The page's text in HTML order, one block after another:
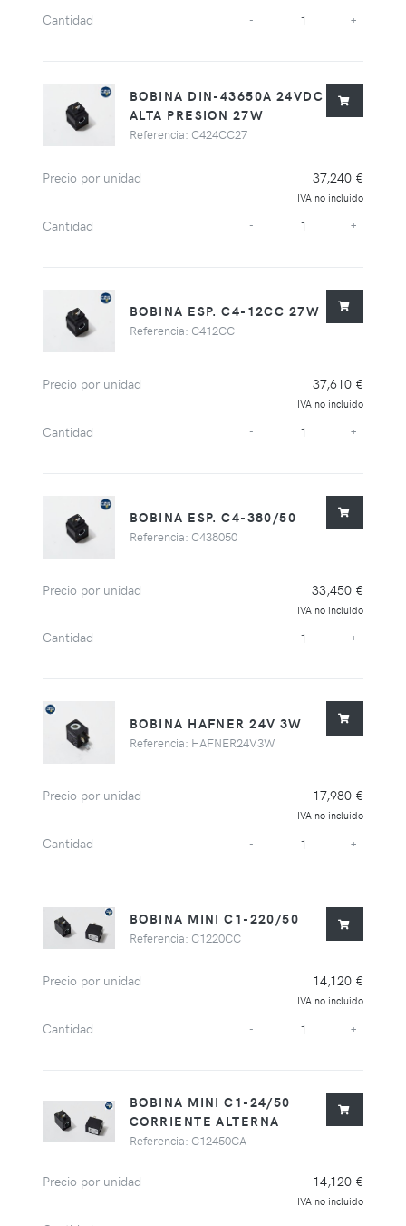
Cantidad - +
BOBINA DIN-43650A 24VDC
ALTA PRESION 27W
Referencia: C424CC27
Precio por unidad 37,240 €
IVA no incluido
Cantidad - +
BOBINA ESP. C4-12CC 27W
Referencia: C412CC
Precio por unidad 37,610 €
IVA no incluido
Cantidad - +
BOBINA ESP. C4-380/50
Referencia: C438050
Precio por unidad 33,450 €
IVA no incluido
Cantidad - +
BOBINA HAFNER 24V 3W
Referencia: HAFNER24V3W
Precio por unidad 17,980 €
IVA no incluido
Cantidad - +
BOBINA MINI C1-220/50
Referencia: C1220CC
Precio por unidad 14,120 €
IVA no incluido
Cantidad - +
BOBINA MINI C1-24/50
CORRIENTE ALTERNA
Referencia: C12450CA
Precio por unidad 14,120 €
IVA no incluido